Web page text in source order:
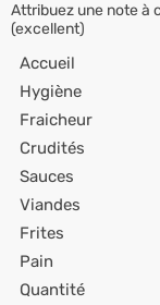
Attribuez une note à
(excellent)
Accueil
Hygiène
Fraicheur
Crudités
Sauces
Viandes
Frites
Pain
Quantité